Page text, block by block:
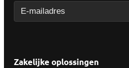
Zakelijke oplossingen